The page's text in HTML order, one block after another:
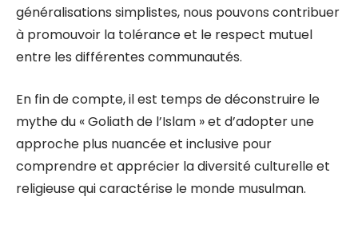
généralisations simplistes, nous pouvons contribuer
à promouvoir la tolérance et le respect mutuel
entre les différentes communautés.
En fin de compte, il est temps de déconstruire le
mythe du « Goliath de l’Islam » et d’adopter une
approche plus nuancée et inclusive pour
comprendre et apprécier la diversité culturelle et
religieuse qui caractérise le monde musulman.